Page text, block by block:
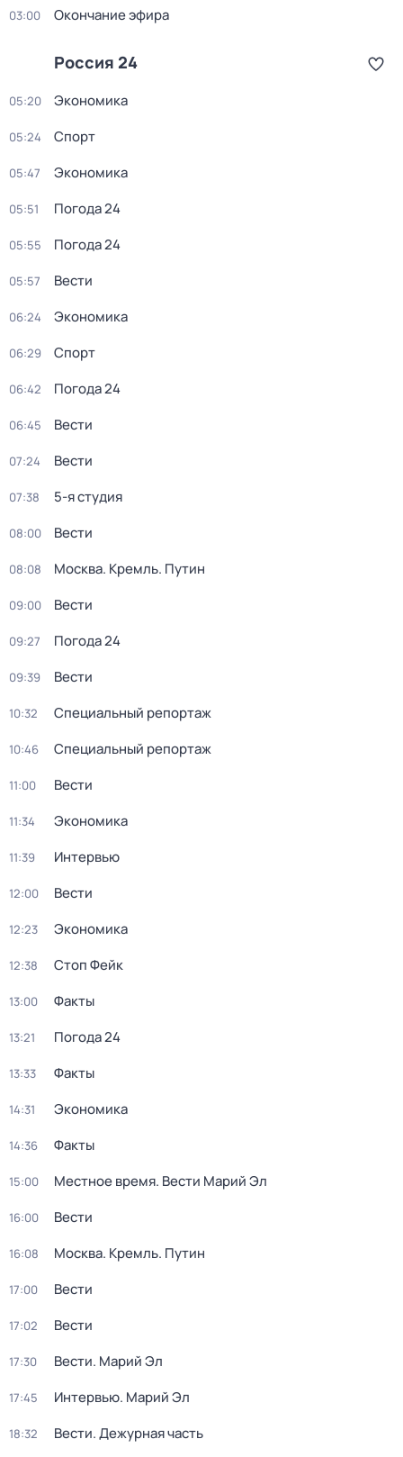
03:00 Окончание эфира
Россия 24
05:20 Экономика
05:24 Спорт
05:47 Экономика
05:51 Погода 24
05:55 Погода 24
05:57 Вести
06:24 Экономика
06:29 Спорт
06:42 Погода 24
06:45 Вести
07:24 Вести
07:38 5-я студия
08:00 Вести
08:08 Москва. Кремль. Путин
09:00 Вести
09:27 Погода 24
09:39 Вести
10:32 Специальный репортаж
10:46 Специальный репортаж
11:00 Вести
11:34 Экономика
11:39 Интервью
12:00 Вести
12:23 Экономика
12:38 Стоп Фейк
13:00 Факты
13:21 Погода 24
13:33 Факты
14:31 Экономика
14:36 Факты
15:00 Местное время. Вести Марий Эл
16:00 Вести
16:08 Москва. Кремль. Путин
17:00 Вести
17:02 Вести
17:30 Вести. Марий Эл
17:45 Интервью. Марий Эл
18:32 Вести. Дежурная часть